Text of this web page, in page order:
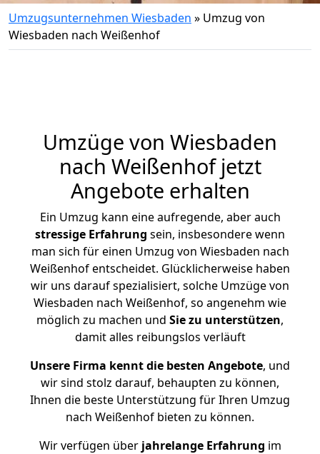
Umzugsunternehmen Wiesbaden » Umzug von
Wiesbaden nach Weißenhof
Umzüge von Wiesbaden
nach Weißenhof jetzt
Angebote erhalten
Ein Umzug kann eine aufregende, aber auch
stressige Erfahrung sein, insbesondere wenn
man sich für einen Umzug von Wiesbaden nach
Weißenhof entscheidet. Glücklicherweise haben
wir uns darauf spezialisiert, solche Umzüge von
Wiesbaden nach Weißenhof, so angenehm wie
möglich zu machen und Sie zu unterstützen,
damit alles reibungslos verläuft
Unsere Firma kennt die besten Angebote, und
wir sind stolz darauf, behaupten zu können,
Ihnen die beste Unterstützung für Ihren Umzug
nach Weißenhof bieten zu können.
Wir verfügen überjahrelange Erfahrung im